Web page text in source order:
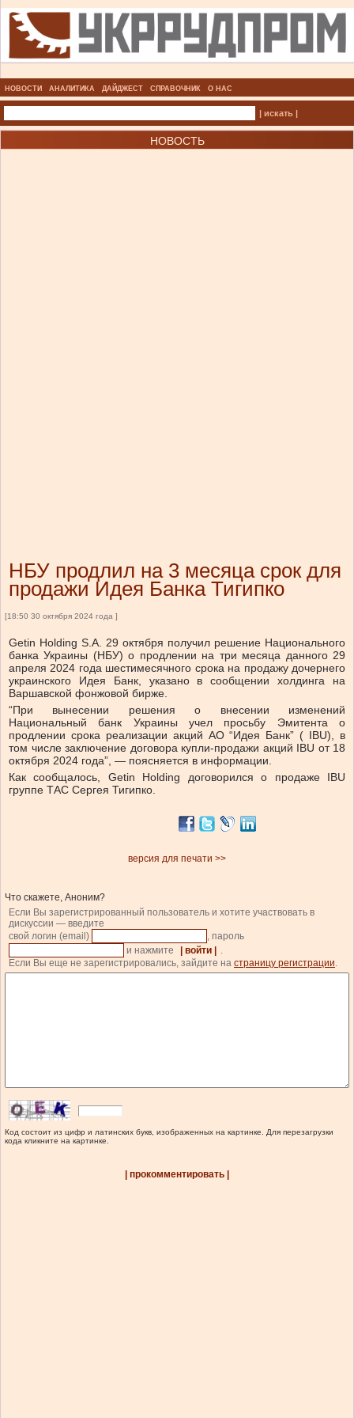
НОВОСТИ АНАЛИТИКА ДАЙДЖЕСТ СПРАВОЧНИК О НАС
| искать |
НОВОСТЬ
НБУ продлил на 3 месяца срок для
продажи Идея Банка Тигипко
[18:50 30 октября 2024 года ]
Getin Holding S.A. 29 октября получил решение Национального
банка Украины (НБУ) о продлении на три месяца данного 29
апреля 2024 года шестимесячного срока на продажу дочернего
украинского Идея Банк, указано в сообщении холдинга на
Варшавской фонжовой бирже.
“При вынесении решения о внесении изменений
Национальный банк Украины учел просьбу Эмитента о
продлении срока реализации акций АО “Идея Банк” ( IBU), в
том числе заключение договора купли-продажи акций IBU от 18
октября 2024 года”, — поясняется в информации.
Как сообщалось, Getin Holding договорился о продаже IBU
группе ТАС Сергея Тигипко.
версия для печати >>
Что скажете, Аноним?
Если Вы зарегистрированный пользователь и хотите участвовать в
дискуссии — введите
свой логин (email)
, пароль
и нажмите
| войти |
.
Если Вы еще не зарегистрировались, зайдите на страницу регистрации.
Код состоит из цифр и латинских букв, изображенных на картинке. Для перезагрузки
кода кликните на картинке.
| прокомментировать |